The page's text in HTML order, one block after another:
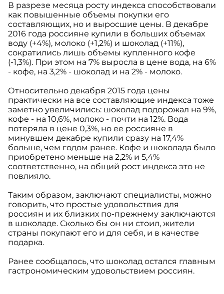
В разрезе месяца росту индекса способствовали
как повышенные объемы покупки его
составляющих, но и выросшие цены. В декабре
2016 года россияне купили в больших объемах
воду (+4%), молоко (+1,2%) и шоколад (+11%),
сократились лишь объемы купленного кофе
(-1,3%). При этом на 7% выросла в цене вода, на 6%
- кофе, на 3,2% - шоколад и на 2% - молоко.
Относительно декабря 2015 года цены
практически на все составляющие индекса тоже
заметно увеличились: шоколад подорожал на 9%,
кофе - на 10,6%, молоко - почти на 12%. Вода
потеряла в цене 0,3%, но ее россияне в
минувшем декабре купили сразу на 17,4%
больше, чем годом ранее. Кофе и шоколада было
приобретено меньше на 2,2% и 5,4%
соответственно, на общий рост индекса это не
повлияло.
Таким образом, заключают специалисты, можно
говорить, что простые удовольствия для
россиян и их близких по-прежнему заключаются
в шоколаде. Сколько бы он ни стоил, жители
страны покупают его и для себя, и в качестве
подарка.
Ранее сообщалось, что шоколад остался главным
гастрономическим удовольствием россиян.